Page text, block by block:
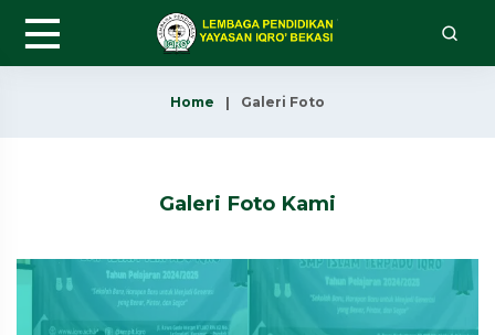
Home Galeri Foto
Galeri Foto Kami